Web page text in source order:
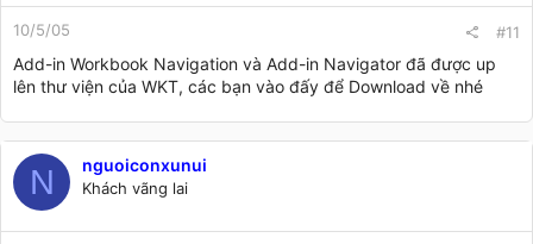
10/5/05 #11
Add-in Workbook Navigation và Add-in Navigator đã được up
lên thư viện của WKT, các bạn vào đấy để Download về nhé
N nguoiconxunui
Khách vãng lai